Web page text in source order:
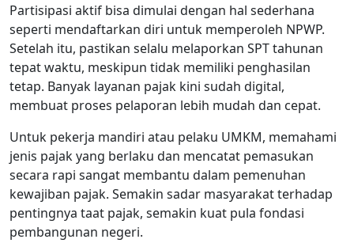
Partisipasi aktif bisa dimulai dengan hal sederhana
seperti mendaftarkan diri untuk memperoleh NPWP.
Setelah itu, pastikan selalu melaporkan SPT tahunan
tepat waktu, meskipun tidak memiliki penghasilan
tetap. Banyak layanan pajak kini sudah digital,
membuat proses pelaporan lebih mudah dan cepat.
Untuk pekerja mandiri atau pelaku UMKM, memahami
jenis pajak yang berlaku dan mencatat pemasukan
secara rapi sangat membantu dalam pemenuhan
kewajiban pajak. Semakin sadar masyarakat terhadap
pentingnya taat pajak, semakin kuat pula fondasi
pembangunan negeri.